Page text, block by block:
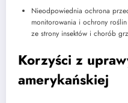
Nieodpowiednia ochrona
monitorowania i ochrony
ze strony insektów i chorób
Korzyści z
amerykańskiej